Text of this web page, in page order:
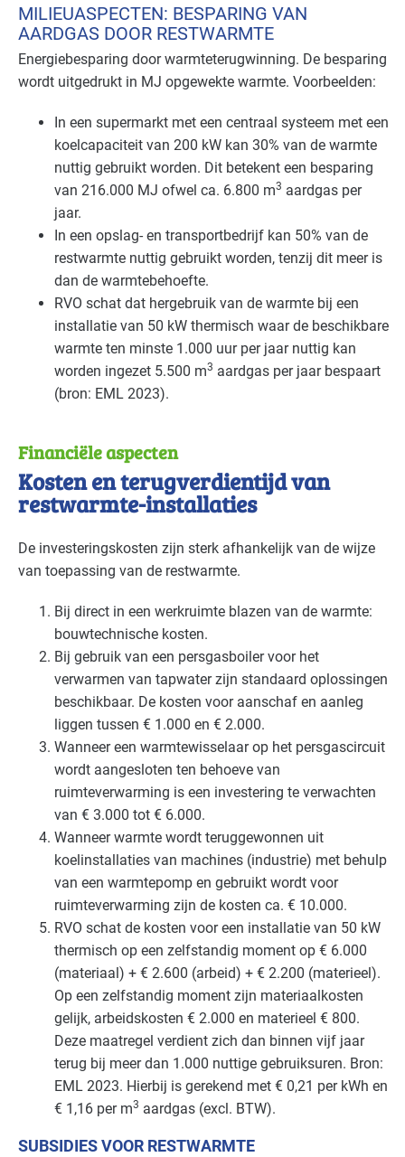
MILIEUASPECTEN: BESPARING VAN
AARDGAS DOOR RESTWARMTE
Energiebesparing door warmteterugwinning. De besparing
wordt uitgedrukt in MJ opgewekte warmte. Voorbeelden:
In een supermarkt met een centraal systeem met een
koelcapaciteit van 200 kW kan 30% van de warmte
nuttig gebruikt worden. Dit betekent een besparing
van 216.000 MJ ofwel ca. 6.800 m3 aardgas per
jaar.
In een opslag- en transportbedrijf kan 50% van de
restwarmte nuttig gebruikt worden, tenzij dit meer is
dan de warmtebehoefte.
RVO schat dat hergebruik van de warmte bij een
installatie van 50 kW thermisch waar de beschikbare
warmte ten minste 1.000 uur per jaar nuttig kan
worden ingezet 5.500 m3 aardgas per jaar bespaart
(bron: EML 2023).
Financiële aspecten
Kosten en terugverdientijd van
restwarmte-installaties
De investeringskosten zijn sterk afhankelijk van de wijze
van toepassing van de restwarmte.
Bij direct in een werkruimte blazen van de warmte:
bouwtechnische kosten.
Bij gebruik van een persgasboiler voor het
verwarmen van tapwater zijn standaard oplossingen
beschikbaar. De kosten voor aanschaf en aanleg
liggen tussen € 1.000 en € 2.000.
Wanneer een warmtewisselaar op het persgascircuit
wordt aangesloten ten behoeve van
ruimteverwarming is een investering te verwachten
van € 3.000 tot € 6.000.
Wanneer warmte wordt teruggewonnen uit
koelinstallaties van machines (industrie) met behulp
van een warmtepomp en gebruikt wordt voor
ruimteverwarming zijn de kosten ca. € 10.000.
RVO schat de kosten voor een installatie van 50 kW
thermisch op een zelfstandig moment op € 6.000
(materiaal) + € 2.600 (arbeid) + € 2.200 (materieel).
Op een zelfstandig moment zijn materiaalkosten
gelijk, arbeidskosten € 2.000 en materieel € 800.
Deze maatregel verdient zich dan binnen vijf jaar
terug bij meer dan 1.000 nuttige gebruiksuren. Bron:
EML 2023. Hierbij is gerekend met € 0,21 per kWh en
€ 1,16 per m3 aardgas (excl. BTW).
SUBSIDIES VOOR RESTWARMTE